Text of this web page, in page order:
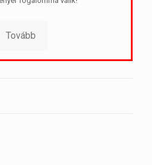
Tovább